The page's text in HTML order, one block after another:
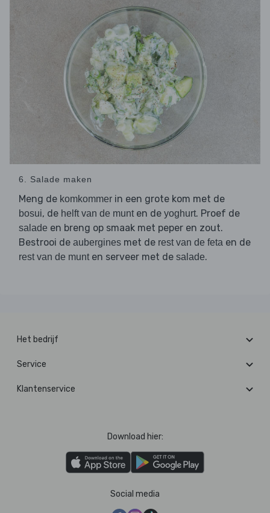
6. Salade maken
Meng de komkommer in een grote kom met de
bosui, de helft van de munten de yoghurt. Proef de
salade en breng op smaak met peper en zout.
Bestrooi de aubergines met de rest van de feta en de
rest van de munten serveer met de salade.
Het bedrijf
Service
Klantenservice
Download hier:
Social media